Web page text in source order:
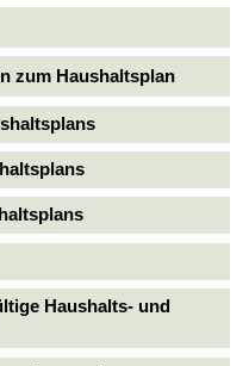
zum Haushaltsplan
Haushalts- und